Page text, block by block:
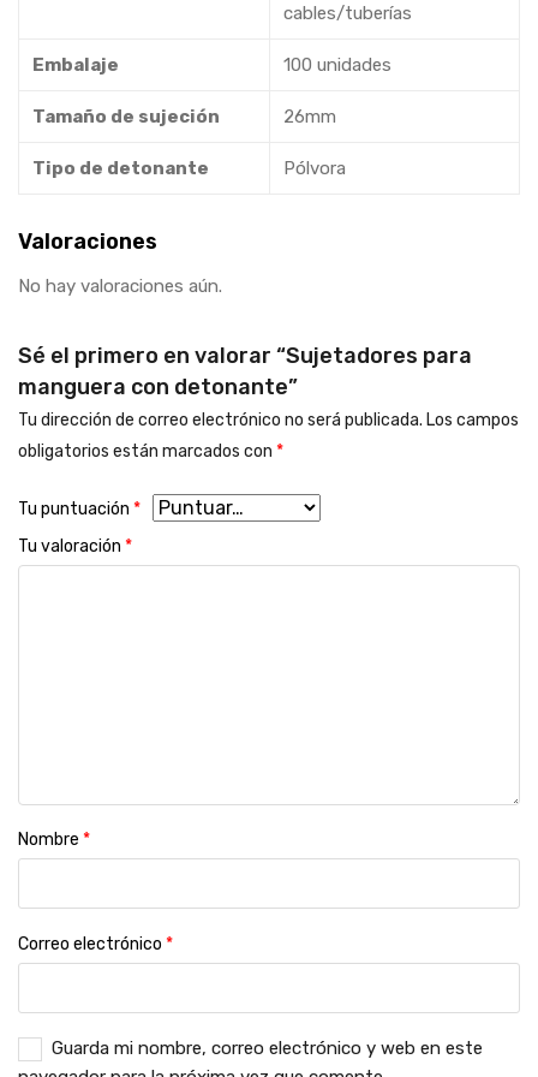
cables/tuberías
Embalaje 100 unidades
Tamaño de sujeción 26mm
Tipo de detonante Pólvora
Valoraciones
No hay valoraciones aún.
Sé el primero en valorar “Sujetadores para
manguera con detonante”
Tu dirección de correo electrónico no será publicada. Los campos
obligatorios están marcados con *
Tu puntuación *
Tu valoración *
Nombre *
Correo electrónico *
Guarda mi nombre, correo electrónico y web en este